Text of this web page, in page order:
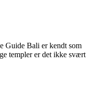
Guide Bali er kendt som
templer er det ikke svært